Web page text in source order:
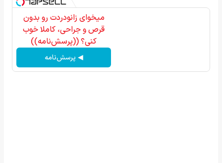
میخوای زانودردت رو بدون
قرص و جراحی، کاملا خوب
کنی؟ ((پرسش‌نامه))
◀ پرسش‌نامه